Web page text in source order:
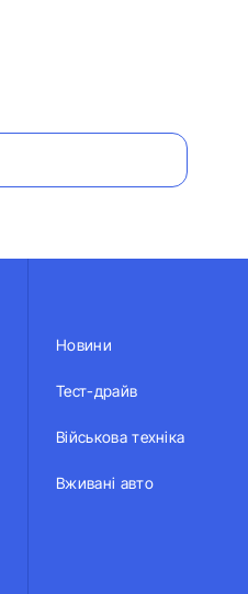
Новини
Тест-драйв
Військова техніка
Вживані авто